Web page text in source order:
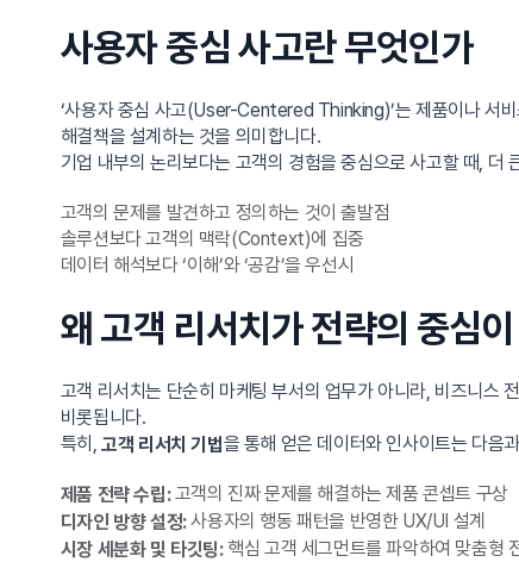
사용자 중심 사고란 무엇인가
‘사용자 중심 사고(User-Centered Thinking)’는 제품이나 서
해결책을 설계하는 것을 의미합니다.
기업 내부의 논리보다는 고객의 경험을 중심으로 사고할 때, 더
고객의 문제를 발견하고 정의하는 것이 출발점
솔루션보다 고객의 맥락(Context)에 집중
데이터 해석보다 ‘이해’와 ‘공감’을 우선시
왜 고객 리서치가 전략의 중심
고객 리서치는 단순히 마케팅 부서의 업무가 아니라, 비즈니스
비롯됩니다.
특히, 고객 리서치 기법을 통해 얻은 데이터와 인사이트는 다음
제품 전략 수립:고객의 진짜 문제를 해결하는 제품 콘셉트 구상
디자인 방향 설정:사용자의 행동 패턴을 반영한 UX/UI 설계
시장 세분화 및 타깃팅:핵심 고객 세그먼트를 파악하여 맞춤형